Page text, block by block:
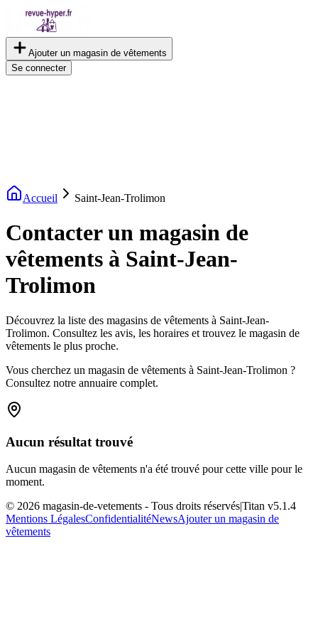
Ajouter un magasin de vêtements
Se connecter
Accueil Saint-Jean-Trolimon
Contacter un magasin de
vêtements à Saint-Jean-
Trolimon
Découvrez la liste des magasins de vêtements à Saint-Jean-
Trolimon. Consultez les avis, les horaires et trouvez le magasin de
vêtements le plus proche.
Vous cherchez un magasin de vêtements à Saint-Jean-Trolimon ?
Consultez notre annuaire complet.
Aucun résultat trouvé
Aucun magasin de vêtements n'a été trouvé pour cette ville pour le
moment.
© 2026 magasin-de-vetements - Tous droits réservés|Titan v5.1.4
Mentions LégalesConfidentialitéNewsAjouter un magasin de
vêtements